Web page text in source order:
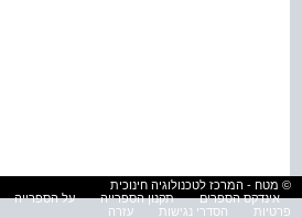
© מטח - המרכז לטכנולוגיה חינוכית
אינדקס הספרים
תקנון הספרייה על הספרייה
פרטיות
הסדרי נגישות עזרה